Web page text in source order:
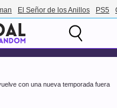
El Señor de los Anillos PS5
con una nueva temporada fuera